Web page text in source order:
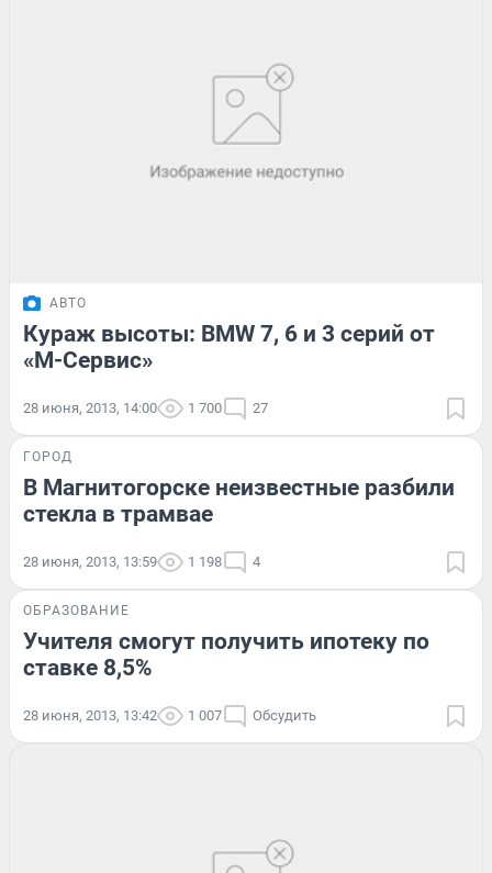
АВТО
Кураж высоты: BMW 7, 6 и 3 серий от
«М-Сервис»
28 июня, 2013, 14:00 1 700 27
ГОРОД
В Магнитогорске неизвестные разбили
стекла в трамвае
28 июня, 2013, 13:59 1 198 4
ОБРАЗОВАНИЕ
Учителя смогут получить ипотеку по
ставке 8,5%
28 июня, 2013, 13:42 1 007 Обсудить